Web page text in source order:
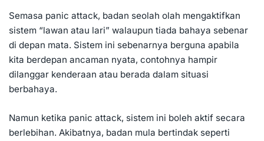
Semasa panic attack, badan seolah olah mengaktifkan
sistem “lawan atau lari” walaupun tiada bahaya sebenar
di depan mata. Sistem ini sebenarnya berguna apabila
kita berdepan ancaman nyata, contohnya hampir
dilanggar kenderaan atau berada dalam situasi
berbahaya.
Namun ketika panic attack, sistem ini boleh aktif secara
berlebihan. Akibatnya, badan mula bertindak seperti